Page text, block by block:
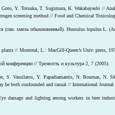
Goto, Y. Totsuka, T. Sugimura, K. Wakabayashi //
screening method // Food and Chemical
хмель обыкновенный). Humulus lupulus L.
// Montreal; L.: MacGill-Queen’s Univ. press,
конференции // Трезвость и культура 2, 7 (2005).
S. Vassilaros, Y. Papadiamantis, N. Bournas, N.
be both confounded and casual // International
damage and lighting among workers in beer